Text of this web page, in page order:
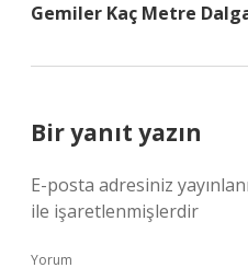
Gemiler Kaç Metre
Bir yanıt yazın
E-posta adresiniz
ile işaretlenmişlerdir
Yorum